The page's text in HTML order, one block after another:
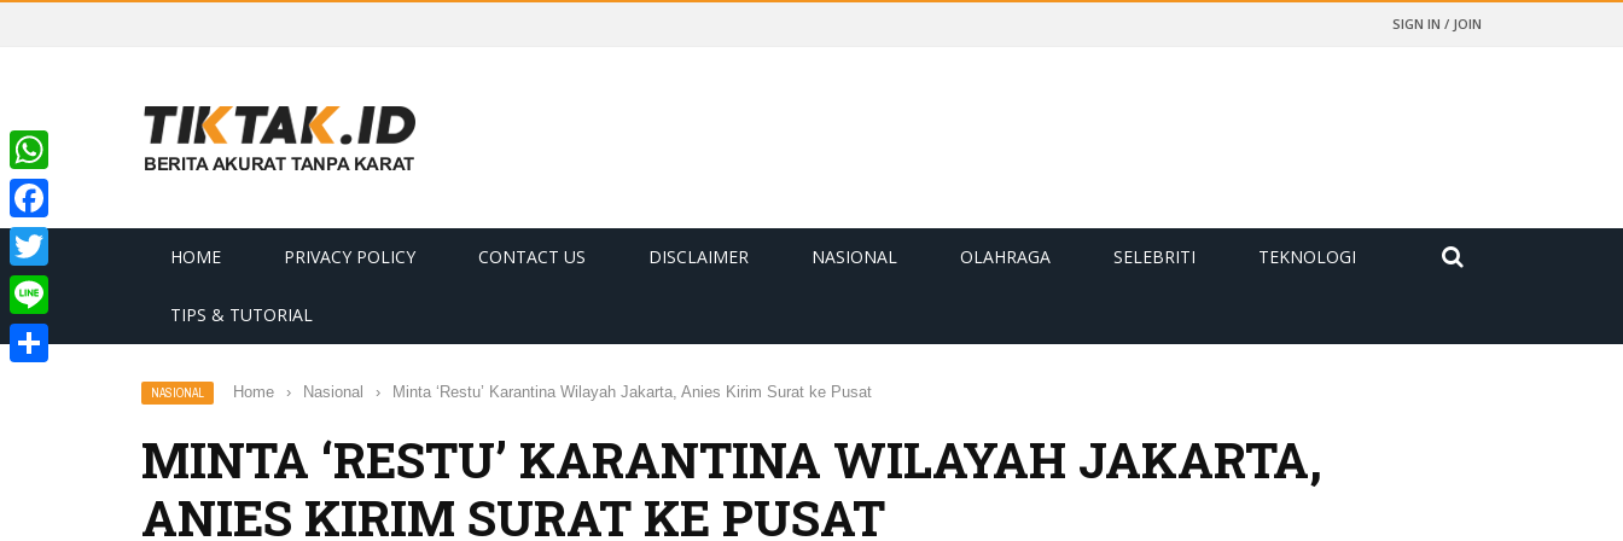
SIGN IN / JOIN
HOME PRIVACY POLICY CONTACT US DISCLAIMER NASIONAL OLAHRAGA SELEBRITI TEKNOLOGI
TIPS & TUTORIAL
NASIONAL Home › Nasional › Minta ‘Restu’ Karantina Wilayah Jakarta, Anies Kirim Surat ke Pusat
MINTA ‘RESTU’ KARANTINA WILAYAH JAKARTA,
ANIES KIRIM SURAT KE PUSAT
WhatsApp
Facebook
Twitter
Line